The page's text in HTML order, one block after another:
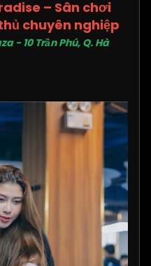
– Sân chơi
chuyên nghiệp
- 10 Trần Phú, Q. Hà